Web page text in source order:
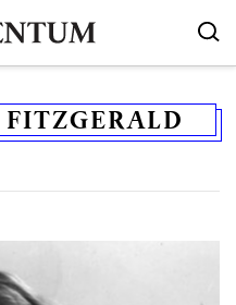
FITZGERALD